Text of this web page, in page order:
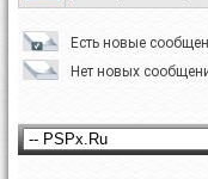
Есть новые
Нет новых